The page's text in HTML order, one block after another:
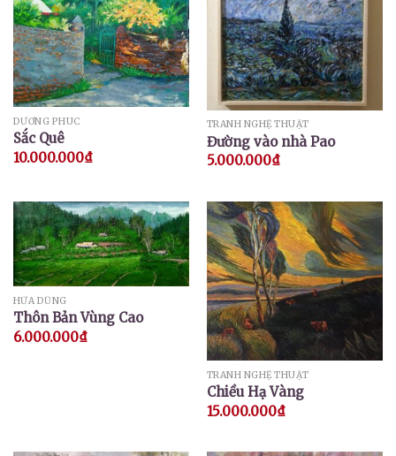
DƯƠNG PHÚC
Sắc Quê
10.000.000₫
TRANH NGHỆ THUẬT
Đường vào nhà Pao
5.000.000₫
HỨA DŨNG
Thôn Bản Vùng Cao
6.000.000₫
TRANH NGHỆ THUẬT
Chiều Hạ Vàng
15.000.000₫